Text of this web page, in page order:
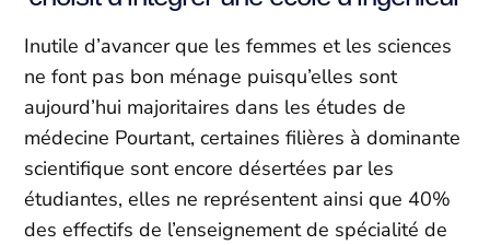
Inutile d’avancer que les femmes et les sciences
ne font pas bon ménage puisqu’elles sont
aujourd’hui majoritaires dans les études de
médecine Pourtant, certaines filières à dominante
scientifique sont encore désertées par les
étudiantes, elles ne représentent ainsi que 40%
des effectifs de l’enseignement de spécialité de